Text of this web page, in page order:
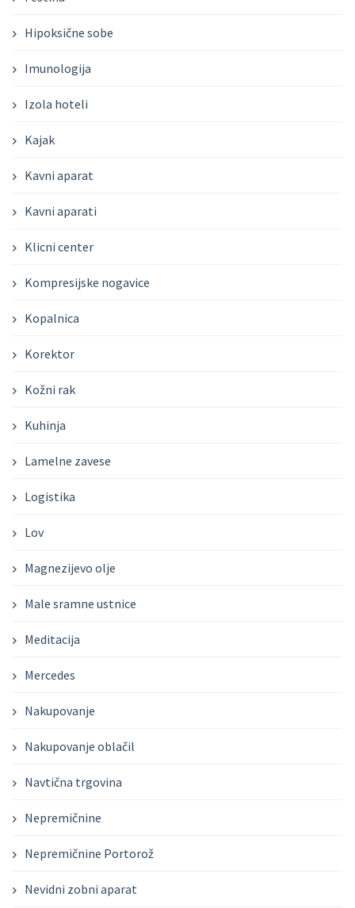
Hipoksične sobe
Imunologija
Izola hoteli
Kajak
Kavni aparat
Kavni aparati
Klicni center
Kompresijske nogavice
Kopalnica
Korektor
Kožni rak
Kuhinja
Lamelne zavese
Logistika
Lov
Magnezijevo olje
Male sramne ustnice
Meditacija
Mercedes
Nakupovanje
Nakupovanje oblačil
Navtična trgovina
Nepremičnine
Nepremičnine Portorož
Nevidni zobni aparat